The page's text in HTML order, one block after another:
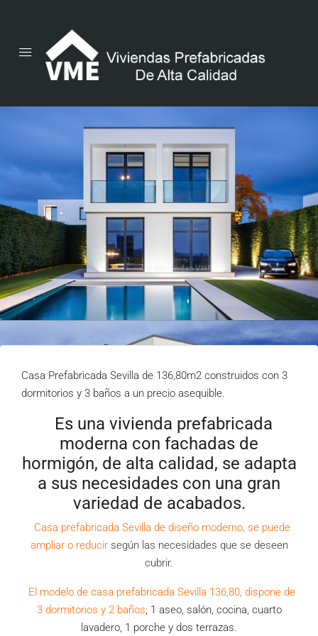
Casa Prefabricada Sevilla de 136,80m2 construidos con 3
dormitorios y 3 baños a un precio asequible.
Es una vivienda prefabricada
moderna con fachadas de
hormigón, de alta calidad, se adapta
a sus necesidades con una gran
variedad de acabados.
Casa prefabricada Sevilla de diseño moderno, se puede
ampliar o reducir según las necesidades que se deseen
cubrir.
El modelo de casa prefabricada Sevilla 136,80, dispone de
3 dormitorios y 2 baños, 1 aseo, salón, cocina, cuarto
lavadero, 1 porche y dos terrazas.